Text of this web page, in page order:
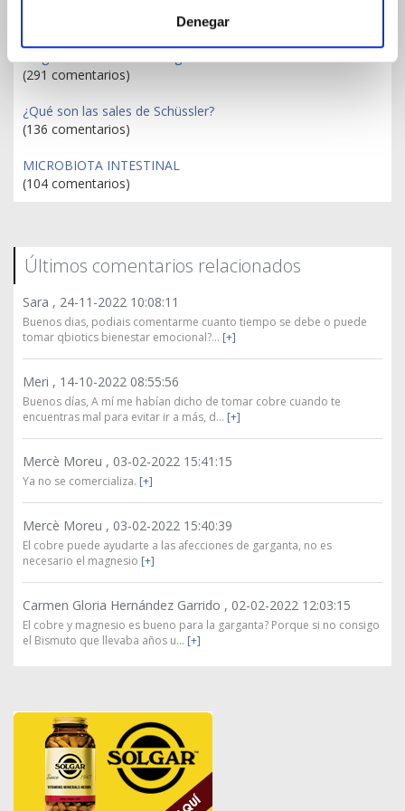
Denegar
Publicaciones más comentadas
(291 comentarios)
¿Qué son las sales de Schüssler?
(136 comentarios)
MICROBIOTA INTESTINAL
(104 comentarios)
Últimos comentarios relacionados
Sara , 24-11-2022 10:08:11
Buenos dias, podiais comentarme cuanto tiempo se debe o puede
tomar qbiotics bienestar emocional?... [+]
Meri , 14-10-2022 08:55:56
Buenos días, A mí me habían dicho de tomar cobre cuando te
encuentras mal para evitar ir a más, d... [+]
Mercè Moreu , 03-02-2022 15:41:15
Ya no se comercializa. [+]
Mercè Moreu , 03-02-2022 15:40:39
El cobre puede ayudarte a las afecciones de garganta, no es
necesario el magnesio [+]
Carmen Gloria Hernández Garrido , 02-02-2022 12:03:15
El cobre y magnesio es bueno para la garganta? Porque si no consigo
el Bismuto que llevaba años u... [+]